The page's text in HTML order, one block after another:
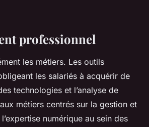
professionnel
les métiers. Les outils
les salariés à acquérir de
technologies et l’analyse de
métiers centrés sur la gestion et
numérique au sein des